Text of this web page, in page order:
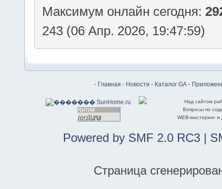
Максимум онлайн сегодня:
243 (06 Апр. 2026, 19:47:59)
· Главная · Новости · Каталог GA ·
Над сайтом
Вопросы по
WEB-мастеринг
Powered by SMF 2.0 RC3 |
Страница